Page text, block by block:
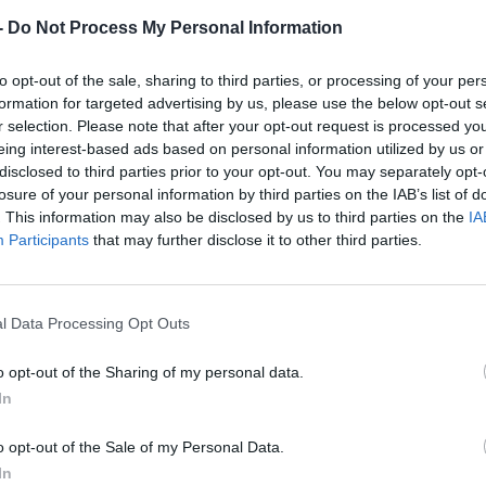
Do Not Process My Personal Information
opt-out of the sale, sharing to third parties, or processing of your
for targeted advertising by us, please use the below opt-out
selection. Please note that after your opt-out request is processed
interest-based ads based on personal information utilized by us
to third parties prior to your opt-out. You may separately
of your personal information by third parties on the IAB’s list of
This information may also be disclosed by us to third parties on the
Participants that may further disclose it to other third parties.
Data Processing Opt Outs
opt-out of the Sharing of my personal data.
opt-out of the Sale of my Personal Data.
με εμπορική ονομασία: «ΓΕΜΙΣΤΟ ΡΟΛΟ ΚΟΤΟΠΟΥΛΟ-
08/07/2026 και ημερομηνία ζύγισης 24/06/2026, που
«Α & Χ ΥΦΑΝΤΗΣ ΑΝΩΝΥΜΟΣ ΒΙΟΜΗΧΑΝΙΚΗ ΚΑΙ
στο συγκεκριμένο προϊόν διαπιστώθηκε η παρουσία του
Salmonella spp